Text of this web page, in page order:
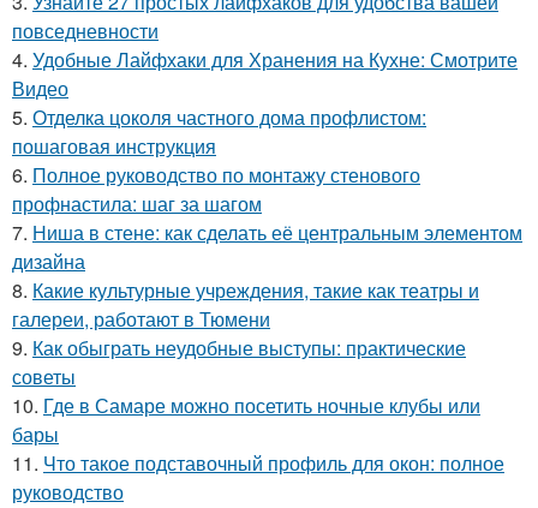
повседневности
4. Удобные Лайфхаки для Хранения на Кухне: Смотрите
Видео
5. Отделка цоколя частного дома профлистом:
пошаговая инструкция
6. Полное руководство по монтажу стенового
профнастила: шаг за шагом
7. Ниша в стене: как сделать её центральным элементом
дизайна
8. Какие культурные учреждения, такие как театры и
галереи, работают в Тюмени
9. Как обыграть неудобные выступы: практические
советы
10. Где в Самаре можно посетить ночные клубы или
бары
11. Что такое подставочный профиль для окон: полное
руководство